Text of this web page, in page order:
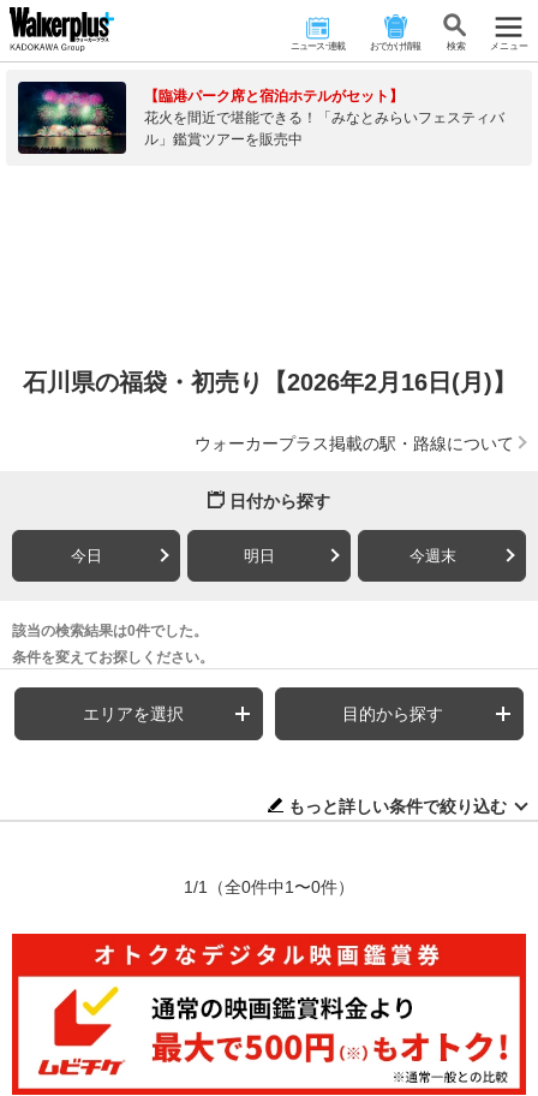
ニュース･連載 おでかけ情報 検 索 メニュー
【臨港パーク席と宿泊ホテルがセット】
花火を間近で堪能できる！「みなとみらいフェスティバ
ル」鑑賞ツアーを販売中
石川県の福袋・初売り【2026年2月16日(月)】
ウォーカープラス掲載の駅・路線について
日付から探す
今日 明日 今週末
該当の検索結果は0件でした。
条件を変えてお探しください。
エリアを選択 目的から探す
もっと詳しい条件で絞り込む
1/1 （全0件中1〜0件）